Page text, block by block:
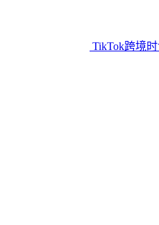
TikTok跨境